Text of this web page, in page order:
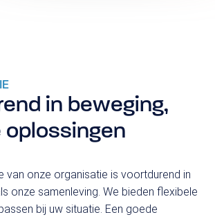
in beweging,
oplossingen
van onze organisatie is voortdurend in
onze samenleving. We bieden flexibele
bij uw situatie. Een goede